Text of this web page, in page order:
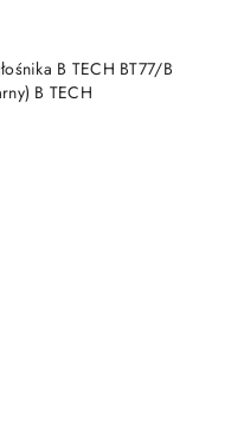
B TECH BT77/B
B TECH
NIEDOSTĘPNY